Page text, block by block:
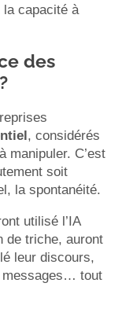
la capacité à
des
, considérés
manipuler. C’est
soit
la spontanéité.
utilisé l’IA
de triche, auront
leur discours,
messages… tout